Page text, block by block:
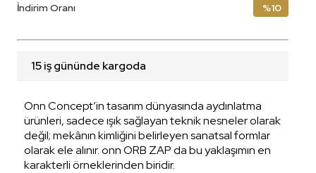
İndirim Oranı %10
15 iş gününde kargoda
Onn Concept’in tasarım dünyasında aydınlatma
ürünleri, sadece ışık sağlayan teknik nesneler olarak
değil; mekânın kimliğini belirleyen sanatsal formlar
olarak ele alınır. onn ORB ZAP da bu yaklaşımın en
karakterli örneklerinden biridir.